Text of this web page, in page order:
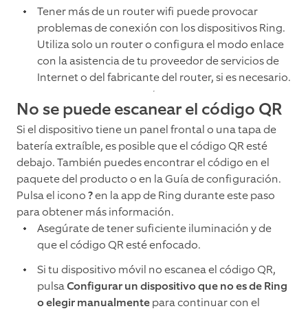
Tener más de un router wifi puede provocar
problemas de conexión con los dispositivos Ring.
Utiliza solo un router o configura el modo enlace
con la asistencia de tu proveedor de servicios de
Internet o del fabricante del router, si es necesario.
No se puede escanear el código QR
Si el dispositivo tiene un panel frontal o una tapa de
batería extraíble, es posible que el código QR esté
debajo. También puedes encontrar el código en el
paquete del producto o en la Guía de configuración.
Pulsa el icono?en la app de Ring durante este paso
para obtener más información.
Asegúrate de tener suficiente iluminación y de
que el código QR esté enfocado.
Si tu dispositivo móvil no escanea el código QR,
pulsaConfigurar un dispositivo que no es de Ring
o elegir manualmentepara continuar con el